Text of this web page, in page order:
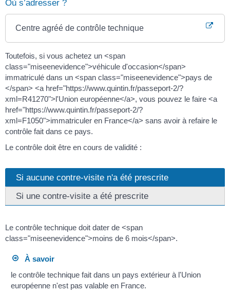
Où s’adresser ?
Centre agréé de contrôle technique
Toutefois, si vous achetez un <span
class="miseenevidence">véhicule d'occasion</span>
immatriculé dans un <span class="miseenevidence">pays de
</span> <a href="https://www.quintin.fr/passeport-2/?
xml=R41270">l'Union européenne</a>, vous pouvez le faire <a
href="https://www.quintin.fr/passeport-2/?
xml=F1050">immatriculer en France</a> sans avoir à refaire le
contrôle fait dans ce pays.
Le contrôle doit être en cours de validité :
Si aucune contre-visite n'a été prescrite
Si une contre-visite a été prescrite
Le contrôle technique doit dater de <span
class="miseenevidence">moins de 6 mois</span>.
À savoir
le contrôle technique fait dans un pays extérieur à l'Union
européenne n'est pas valable en France.